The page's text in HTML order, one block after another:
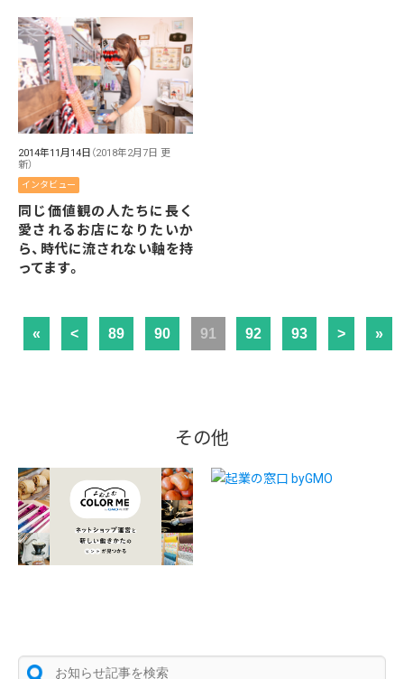
2014年11月14日 （2018年2月7日 更
新）
インタビュー
同じ価値観の人たちに長く
愛されるお店になりたいか
ら、時代に流されない軸を持
ってます。
« < 89 90 91 92 93 > »
その他